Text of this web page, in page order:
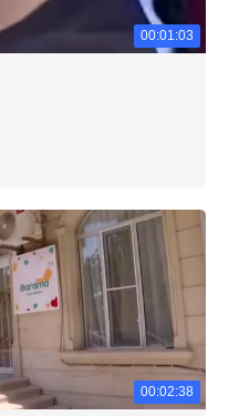
00:01:03
00:02:38